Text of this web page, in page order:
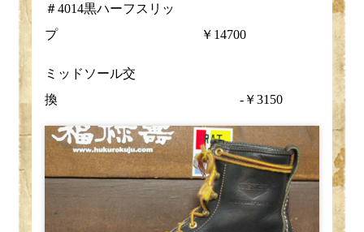
＃4014黒ハーフスリッ
プ ￥14700
ミッドソール交
換 -￥3150